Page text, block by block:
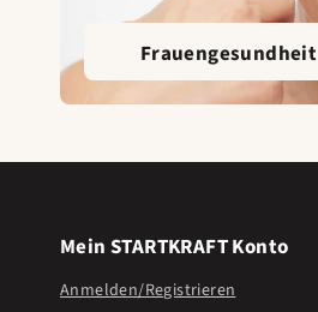
Frauengesundheit
Mein STARTKRAFT Konto
Anmelden/Registrieren